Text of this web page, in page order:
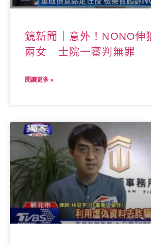
鏡新聞｜意外！NONO伸
兩女 士院一審判無罪
閱讀更多 »